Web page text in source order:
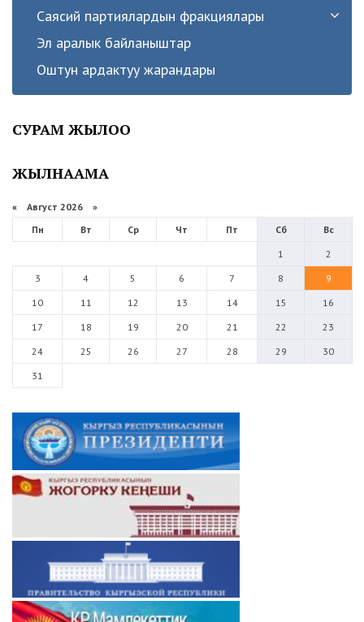
Саясий партиялардын фракциялары
Эл аралык байланыштар
Оштун ардактуу жарандары
СУРАМ ЖЫЛОО
ЖЫЛНААМА
« Август 2026 »
Пн
Вт Ср Чт Пт Сб
Вс
1
2
3
4 5 6 7 8
9
10
11 12 13 14 15
16
17
18 19 20 21 22
23
24
25 26 27 28 29
30
31